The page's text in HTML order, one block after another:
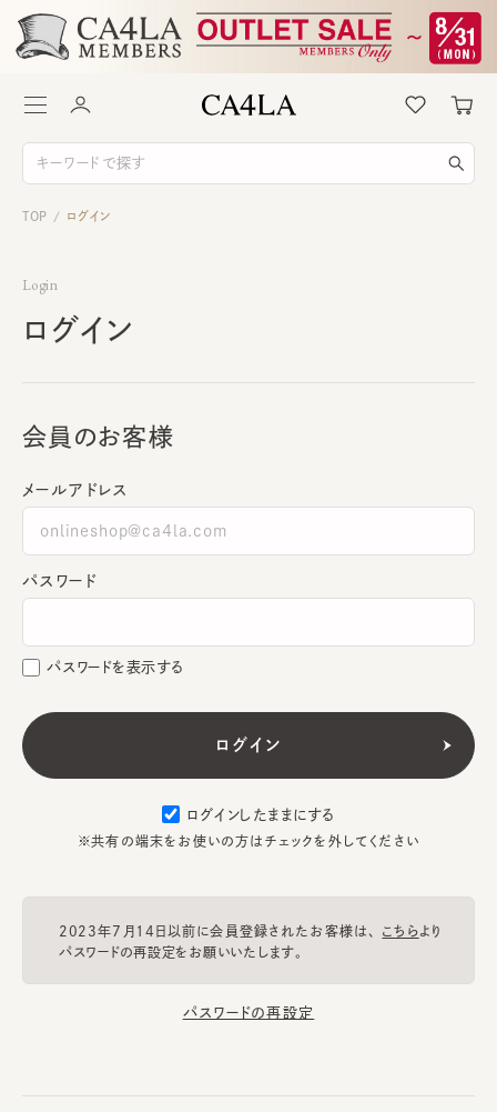
TOP / ログイン
Login
ログイン
会員のお客様
メールアドレス
パスワード
パスワードを表示する
ログインしたままにする
※共有の端末をお使いの方はチェックを外してください
2023年7月14日以前に会員登録されたお客様は、 こちらより
パスワードの再設定をお願いいたします。
パスワードの再設定